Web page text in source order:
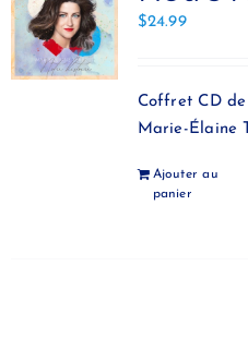
$24.99
Coffret CD
Marie-Élaine
Ajouter au
panier